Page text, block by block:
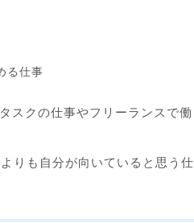
る仕事
スクの仕事やフリーランスで働
りも自分が向いていると思う仕